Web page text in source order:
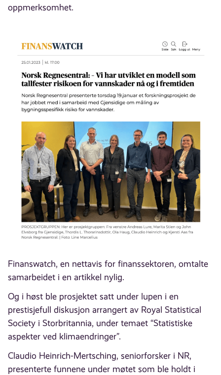
oppmerksomhet.
Finanswatch, en nettavis for finanssektoren, omtalte
samarbeidet i en artikkel nylig.
Og i høst ble prosjektet satt under lupen i en
prestisjefull diskusjon arrangert av Royal Statistical
Society i Storbritannia, under temaet “Statistiske
aspekter ved klimaendringer”.
Claudio Heinrich-Mertsching, seniorforsker i NR,
presenterte funnene under møtet som ble holdt i